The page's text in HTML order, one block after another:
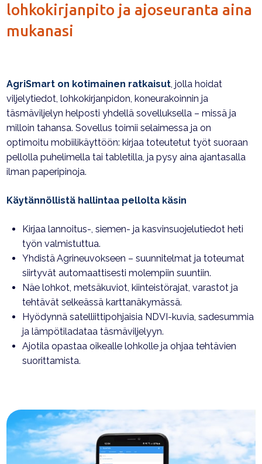
lohkokirjanpito ja ajoseuranta aina
mukanasi
AgriSmart on kotimainen ratkaisut , jolla hoidat
viljelytiedot, lohkokirjanpidon, koneurakoinnin ja
täsmäviljelyn helposti yhdellä sovelluksella – missä ja
milloin tahansa. Sovellus toimii selaimessa ja on
optimoitu mobiilikäyttöön: kirjaa toteutetut työt suoraan
pellolla puhelimella tai tabletilla, ja pysy aina ajantasalla
ilman paperipinoja.
Käytännöllistä hallintaa pellolta käsin
Kirjaa lannoitus-, siemen- ja kasvinsuojelutiedot heti
työn valmistuttua.
Yhdistä Agrineuvokseen – suunnitelmat ja toteumat
siirtyvät automaattisesti molempiin suuntiin.
Näe lohkot, metsäkuviot, kiinteistörajat, varastot ja
tehtävät selkeässä karttanäkymässä.
Hyödynnä satelliittipohjaisia NDVI-kuvia, sadesummia
ja lämpötiladataa täsmäviljelyyn.
Ajotila opastaa oikealle lohkolle ja ohjaa tehtävien
suorittamista.